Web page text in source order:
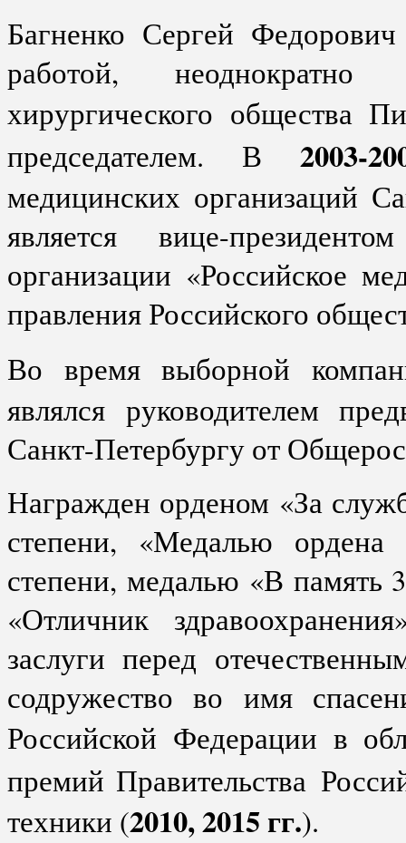
Багненко Сергей
работой,
хирургического общества
председателем. В 2003-
медицинских организаций
является вице-
организации «Российское
правления Российского
Во время выборной
являлся руководителем
Санкт-Петербургу от
Награжден орденом «За
степени, «Медалью
степени, медалью «В память
«Отличник
заслуги перед
содружество во имя
Российской Федерации в
премий Правительства
техники (2010, 2015 гг.).